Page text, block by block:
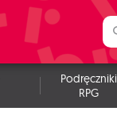
Podręczniki
RPG